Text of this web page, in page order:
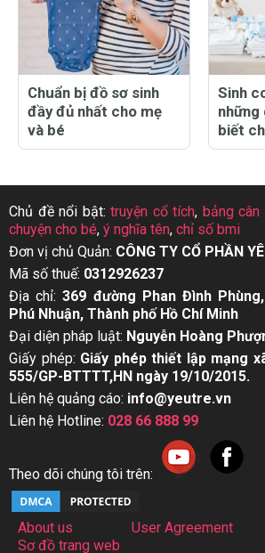
Chuẩn bị đồ sơ sinh
đầy đủ nhất cho mẹ
và bé
Sinh
những
biết
Chủ đề nổi bật:truyện cổ tích, bảng
chuyện cho bé, ý nghĩa tên, chỉ số bmi
Đơn vị chủ Quản: CÔNG TY CỔ PHẦN
Mã số thuế: 0312926237
Địa chỉ:369 đường Phan Đình
Phú Nhuận, Thành phố Hồ Chí Minh
Đại diện pháp luật: Nguyễn Hoàng
Giấy phép: Giấy phép thiết lập mạng
555/GP-BTTTT,HN ngày 19/10/2015.
Liên hệ quảng cáo: info@yeutre.vn
Liên hệ Hotline: 028 66 888 99
Theo dõi chúng tôi trên:
About us User Agreement
Sơ đồ trang web